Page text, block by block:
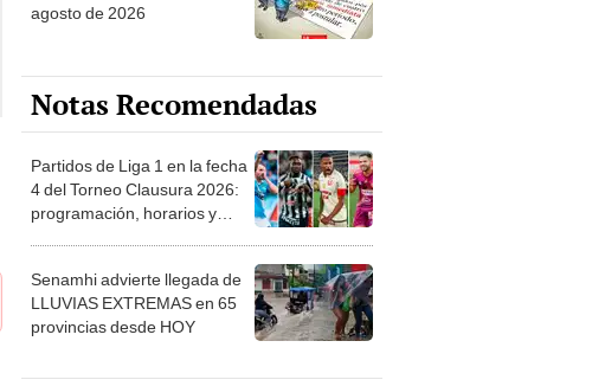
agosto de 2026
Notas Recomendadas
Partidos de Liga 1 en la fecha
4 del Torneo Clausura 2026:
programación, horarios y
Senamhi advierte llegada de
LLUVIAS EXTREMAS en 65
provincias desde HOY